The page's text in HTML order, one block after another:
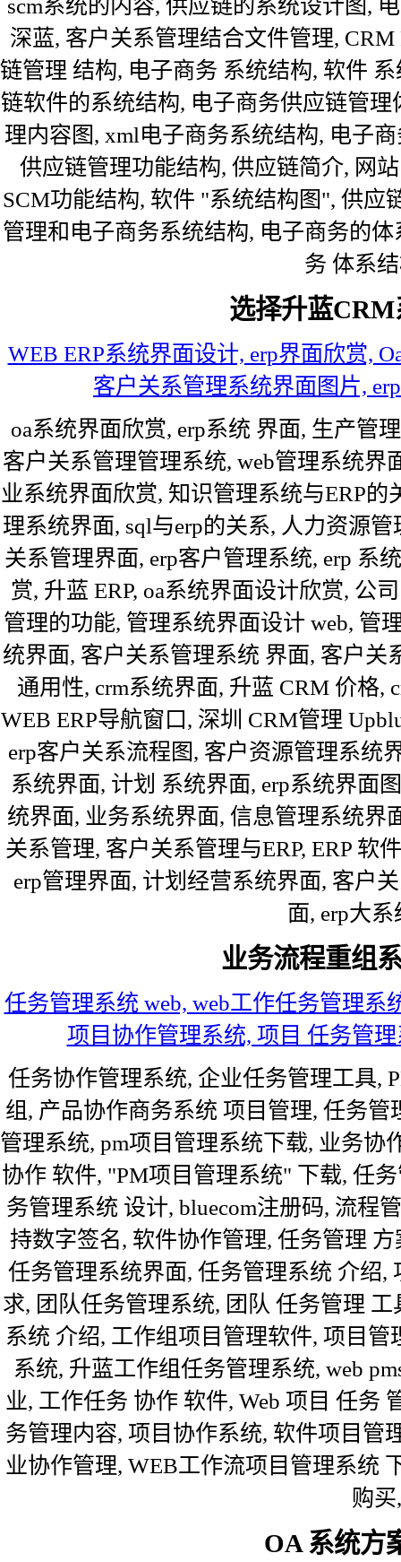
scm系统的内容, 供应链的系统设计图,
深蓝, 客户关系管理结合文件管理,
链管理 结构, 电子商务 系统结构, 软件
链软件的系统结构, 电子商务供应链管
理内容图, xml电子商务系统结构, 电子
供应链管理功能结构, 供应链简介, 网
SCM功能结构, 软件 "系统结构图", 供应
管理和电子商务系统结构, 电子商务的
务 体系
选择升蓝
WEB ERP系统界面设计, erp界面欣赏,
客户关系管理系统界面图片,
oa系统界面欣赏, erp系统 界面, 生产管
客户关系管理管理系统, web管理系统界
业系统界面欣赏, 知识管理系统与ERP
理系统界面, sql与erp的关系, 人力资源
关系管理界面, erp客户管理系统, erp 系
赏, 升蓝 ERP, oa系统界面设计欣赏, 公
管理的功能, 管理系统界面设计 web, 管
统界面, 客户关系管理系统 界面, 客户关
通用性, crm系统界面, 升蓝 CRM 价格,
WEB ERP导航窗口, 深圳 CRM管理
erp客户关系流程图, 客户资源管理系统
系统界面, 计划 系统界面, erp系统界面
统界面, 业务系统界面, 信息管理系统界
关系管理, 客户关系管理与ERP, ERP 软
erp管理界面, 计划经营系统界面, 客户
面, erp大
业务流程重组
任务管理系统 web, web工作任务管理
项目协作管理系统, 项目 任务管
任务协作管理系统, 企业任务管理工具,
组, 产品协作商务系统 项目管理, 任务
管理系统, pm项目管理系统下载, 业务协
协作 软件, "PM项目管理系统" 下载, 任
务管理系统 设计, bluecom注册码, 流程
持数字签名, 软件协作管理, 任务管理
任务管理系统界面, 任务管理系统 介绍,
求, 团队任务管理系统, 团队 任务管理
系统 介绍, 工作组项目管理软件, 项目
系统, 升蓝工作组任务管理系统, web
业, 工作任务 协作 软件, Web 项目 任务
务管理内容, 项目协作系统, 软件项目管
业协作管理, WEB工作流项目管理系统
购买,
OA 系统方